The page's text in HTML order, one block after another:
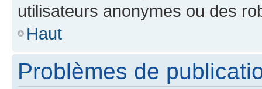
utilisateurs anonymes ou des
Haut
Problèmes de